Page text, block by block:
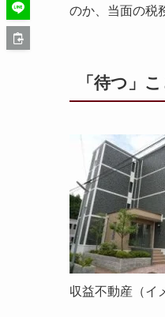
のか、当面の税
「待つ」
収益不動産（イ